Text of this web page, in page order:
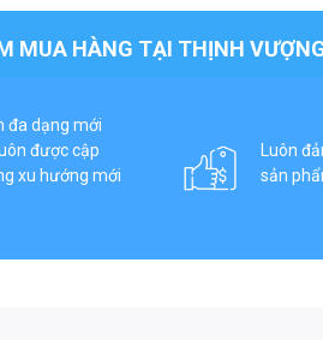
MUA HÀNG TẠI THỊNH
đa dạng mới
được cập
xu hướng mới
Luôn
sản